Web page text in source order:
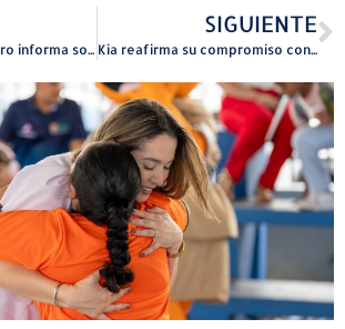
Hospital del Maestro informa sobre reunión con el Secretario de Salud y pasos a seguir en su proceso de reorganización
SIGUIENTE
Kia reafirma su compromiso con las mascotas en Puerto Rico